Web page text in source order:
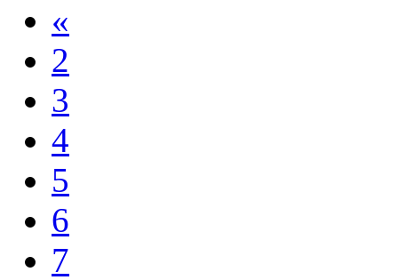
«
2
3
4
5
6
7